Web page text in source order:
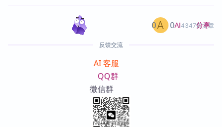
AI4347篇文章
0 0 分享
反馈交流
AI 客服
QQ群
微信群